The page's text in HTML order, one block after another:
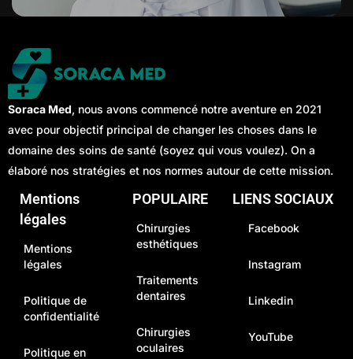
Soraca Med, nous avons commencé notre aventure en 2021
avec pour objectif principal de changer les choses dans le
domaine des soins de santé (soyez qui vous voulez). On a
élaboré nos stratégies et nos normes autour de cette mission.
Mentions
légales
Mentions
légales
Politique de
confidentialité
Politique en
POPULAIRE
Chirurgies
esthétiques
Traitements
dentaires
Chirurgies
oculaires
LIENS SOCIAUX
Facebook
Instagram
Linkedin
YouTube